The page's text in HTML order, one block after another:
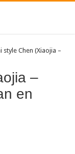
style Chen (Xiaojia –
–
en